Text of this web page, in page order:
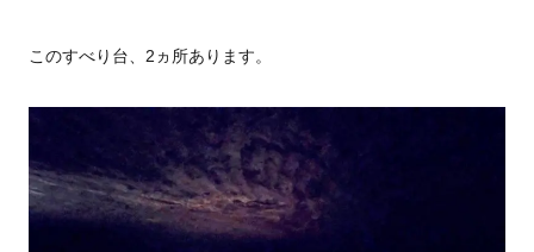
このすべり台、 2 ヵ所あります。